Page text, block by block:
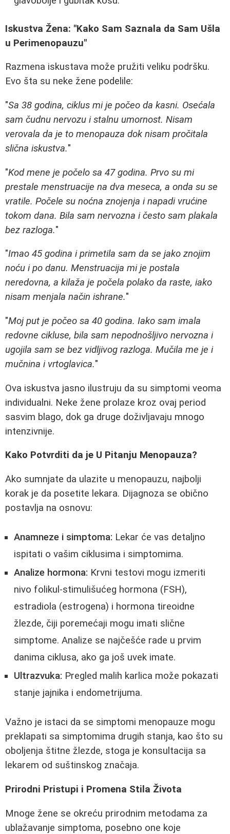
Iskustva Žena: "Kako Sam Saznala da Sam Ušla
u Perimenopauzu"
Razmena iskustava može pružiti veliku podršku.
Evo šta su neke žene podelile:
"Sa 38 godina, ciklus mi je počeo da kasni. Osećala
sam čudnu nervozu i stalnu umornost. Nisam
verovala da je to menopauza dok nisam pročitala
slična iskustva."
"Kod mene je počelo sa 47 godina. Prvo su mi
prestale menstruacije na dva meseca, a onda su se
vratile. Počele su noćna znojenja i napadi vrućine
tokom dana. Bila sam nervozna i često sam plakala
bez razloga."
"Imao 45 godina i primetila sam da se jako znojim
noću i po danu. Menstruacija mi je postala
neredovna, a kilaža je počela polako da raste, iako
nisam menjala način ishrane."
"Moj put je počeo sa 40 godina. Iako sam imala
redovne cikluse, bila sam nepodnošljivo nervozna i
ugojila sam se bez vidljivog razloga. Mučila me je i
mučnina i vrtoglavica."
Ova iskustva jasno ilustruju da su simptomi veoma
individualni. Neke žene prolaze kroz ovaj period
sasvim blago, dok ga druge doživljavaju mnogo
intenzivnije.
Kako Potvrditi da je U Pitanju Menopauza?
Ako sumnjate da ulazite u menopauzu, najbolji
korak je da posetite lekara. Dijagnoza se obično
postavlja na osnovu:
Anamneze i simptoma: Lekar će vas detaljno
ispitati o vašim ciklusima i simptomima.
Analize hormona: Krvni testovi mogu izmeriti
nivo folikul-stimulišućeg hormona (FSH),
estradiola (estrogena) i hormona tireoidne
žlezde, čiji poremećaji mogu imati slične
simptome. Analize se najčešće rade u prvim
danima ciklusa, ako ga još uvek imate.
Ultrazvuka: Pregled malih karlica može pokazati
stanje jajnika i endometrijuma.
Važno je istaci da se simptomi menopauze mogu
preklapati sa simptomima drugih stanja, kao što su
oboljenja štitne žlezde, stoga je konsultacija sa
lekarem od suštinskog značaja.
Prirodni Pristupi i Promena Stila Života
Mnoge žene se okreću prirodnim metodama za
ublažavanje simptoma, posebno one koje